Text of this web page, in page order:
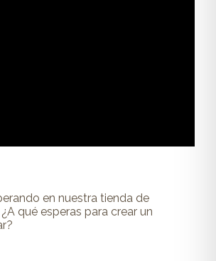
en nuestra tienda de
qué esperas para crear un